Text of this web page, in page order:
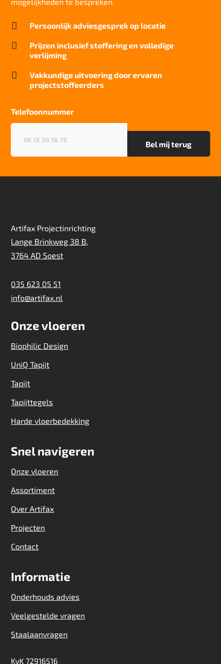
Bfl-S1
Kwaliteitslabel GUT
5CE3AAE2
Particulier gebruik
sterk
sterk
 Persoonlijk adviesgesprek op locatie

Prijzen inclusief stoffering en volledige
verlijming

Vakkundige uitvoering door ervaren
projectstoffeerders
Telefoonnummer
Artifax Projectinrichting
Lange Brinkweg 38 B,
3764 AD Soest
035 623 05 51
info@artifax.nl
Onze vloeren
Biophilic Design
UniQ Tapijt
Tapijt
Tapijttegels
Harde vloerbedekking
Snel navigeren
Onze vloeren
Assortiment
Over Artifax
Projecten
Contact
Informatie
Onderhouds advies
Veelgestelde vragen
Staalaanvragen
KvK 72916516